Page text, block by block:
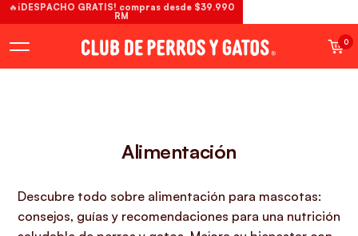
0
Alimentación
Descubre todo sobre alimentación para mascotas:
consejos, guías y recomendaciones para una nutrición
🔥¡DESPACHO GRATIS! compras desde $39.990
RM